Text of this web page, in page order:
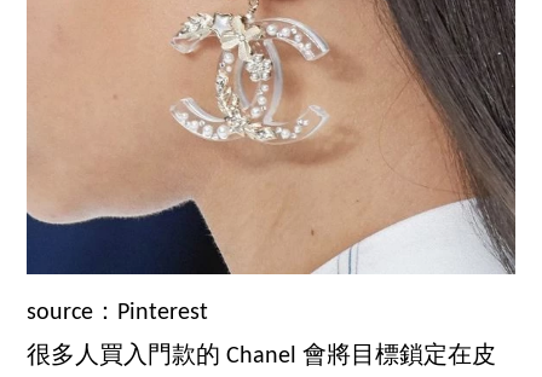
source：Pinterest
很多人買入門款的 Chanel 會將目標鎖定在皮